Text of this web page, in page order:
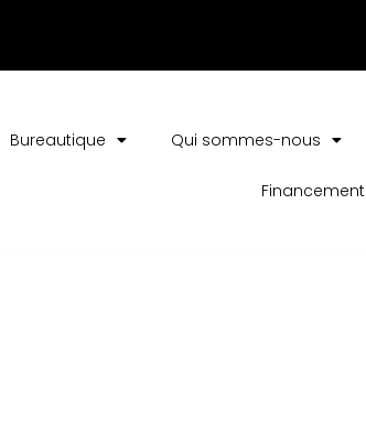
Bureautique Qui sommes-nous
Financement